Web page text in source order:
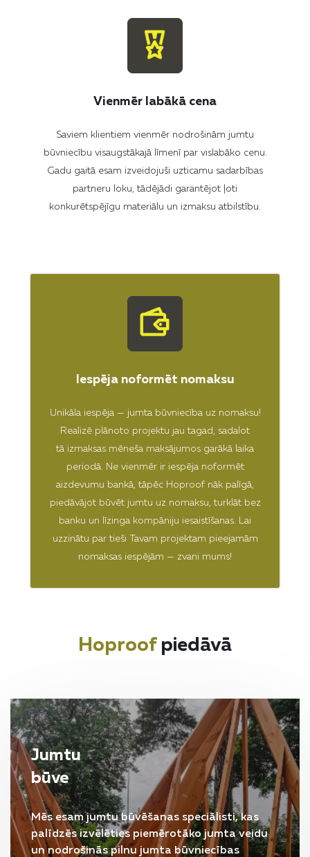
Vienmēr labākā cena
Saviem klientiem vienmēr nodrošinām jumtu
būvniecību visaugstākajā līmenī par vislabāko cenu.
Gadu gaitā esam izveidojuši uzticamu sadarbības
partneru loku, tādējādi garantējot ļoti
konkurētspējīgu materiālu un izmaksu atbilstību.
Iespēja noformēt nomaksu
Unikāla iespēja — jumta būvniecība uz nomaksu!
Realizē plānoto projektu jau tagad, sadalot
tā izmaksas mēneša maksājumos garākā laika
periodā. Ne vienmēr ir iespēja noformēt
aizdevumu bankā, tāpēc Hoproof nāk palīgā,
piedāvājot būvēt jumtu uz nomaksu, turklāt bez
banku un līzinga kompāniju iesaistīšanas. Lai
uzzinātu par tieši Tavam projektam pieejamām
nomaksas iespējām — zvani mums!
Hoproofpiedāvā
Jumtu
būve
Mēs esam jumtu būvēšanas speciālisti, kas
palīdzēs izvēlēties piemērotāko jumta veidu
un nodrošinās pilnu jumta būvniecības